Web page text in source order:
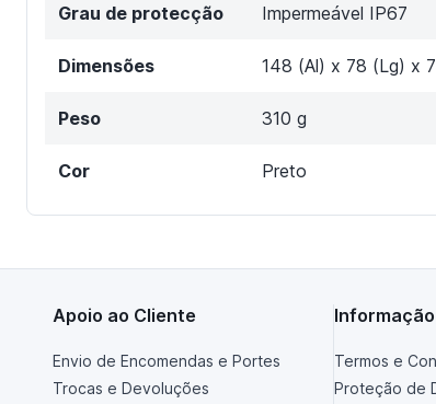
Grau de protecção Impermeável IP67
Dimensões 148 (Al) x 78 (Lg) x
Peso 310 g
Cor Preto
Apoio ao Cliente
Envio de Encomendas e Portes
Trocas e Devoluções
Termos e
Proteção de